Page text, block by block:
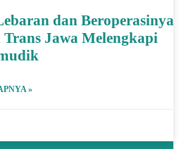
dan Beroperasinya
Trans Jawa Melengkapi
»